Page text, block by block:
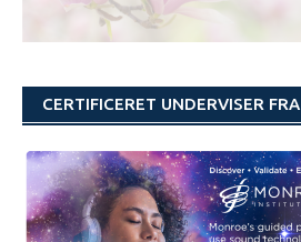
CERTIFICERET UNDERVISER FRA